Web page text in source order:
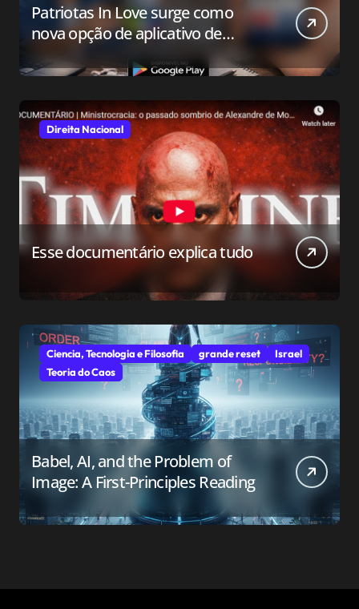
Patriotas In Love surge como
nova opção de aplicativo de
relacionamento para o público
conservador
Direita Nacional
Esse documentário explica tudo
Ciencia, Tecnologia e Filosofia grande reset
Israel
Teoria do Caos
Babel, AI, and the Problem of
Image: A First-Principles Reading